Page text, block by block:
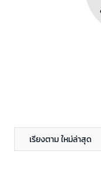
เรียงตาม ใหม่ล่าสุด